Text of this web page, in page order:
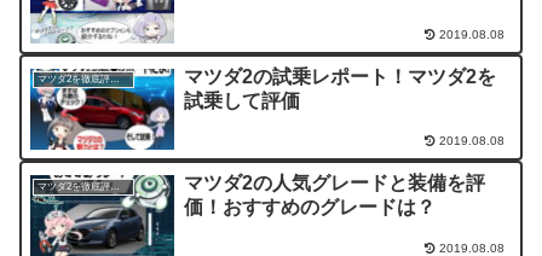
2019.08.08
マツダ2を徹底評価！
マツダ2の試乗レポート！マツダ2を
試乗して評価
2019.08.08
マツダ2を徹底評価！
マツダ2の人気グレードと装備を評
価！おすすめのグレードは？
2019.08.08